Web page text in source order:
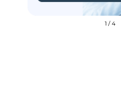
1 /4